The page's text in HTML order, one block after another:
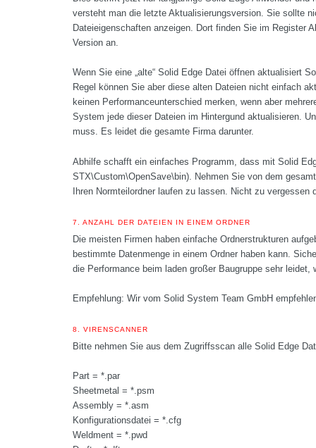
versteht man die letzte Aktualisierungsversion. Sie sollte
Dateieigenschaften anzeigen. Dort finden Sie im Register
Version an.
Wenn Sie eine „alte“ Solid Edge Datei öffnen aktualisiert
Regel können Sie aber diese alten Dateien nicht einfach
keinen Performanceunterschied merken, wenn aber
System jede dieser Dateien im Hintergund aktualisieren.
muss. Es leidet die gesamte Firma darunter.
Abhilfe schafft ein einfaches Programm, dass mit Solid
STX\Custom\OpenSave\bin). Nehmen Sie von dem
Ihren Normteilordner laufen zu lassen. Nicht zu
7.ANZAHL DER DATEIEN IN EINEM ORDNER
Die meisten Firmen haben einfache Ordnerstrukturen
bestimmte Datenmenge in einem Ordner haben kann.
die Performance beim laden großer Baugruppe sehr
Empfehlung: Wir vom Solid System Team GmbH
8.VIRENSCANNER
Bitte nehmen Sie aus dem Zugriffsscan alle Solid Edge
Part = *.par
Sheetmetal = *.psm
Assembly = *.asm
Konfigurationsdatei = *.cfg
Weldment = *.pwd